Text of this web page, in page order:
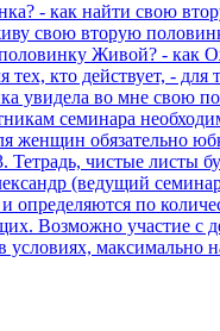
- как найти свою
свою вторую
Живой? - как
кто действует, -
увидела во мне свою
семинара
обязательно
Тетрадь, чистые
(ведущий
по
Возможно участие с